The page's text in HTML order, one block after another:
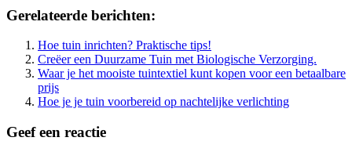
Gerelateerde berichten:
Hoe tuin inrichten? Praktische tips!
Creëer een Duurzame Tuin met Biologische Verzorging.
Waar je het mooiste tuintextiel kunt kopen voor een betaalbare
prijs
Hoe je je tuin voorbereid op nachtelijke verlichting
Geef een reactie